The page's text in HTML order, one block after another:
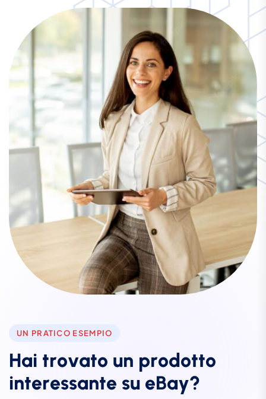
UN PRATICO ESEMPIO
Hai trovato un prodotto
interessante su eBay?